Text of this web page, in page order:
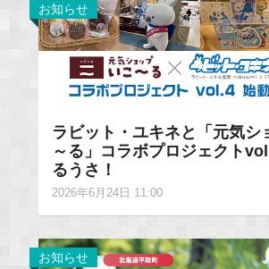
お知らせ
ラビット・ユキネと「元気シ
～る」コラボプロジェクト
るうさ！
2026年6月24日 11:00
お知らせ